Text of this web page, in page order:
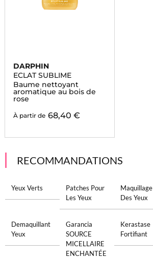
DARPHIN
ECLAT SUBLIME
Baume nettoyant
aromatique au bois de
rose
À partir de 68,40 €
RECOMMANDATIONS
Yeux Verts
Patches Pour
Les Yeux
Maquillage
Des Yeux
Demaquillant
Yeux
Garancia
SOURCE
MICELLAIRE
ENCHANTÉE
Kerastase
Fortifiant